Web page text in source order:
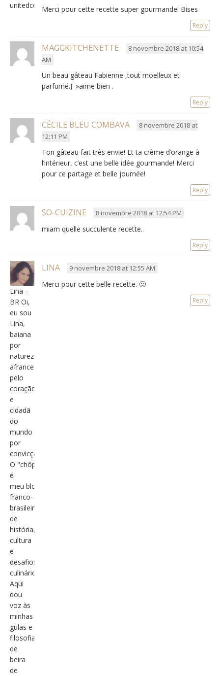
unitedcoloursofmacarons
Merci pour cette recette super gourmande! Bises
Reply
MAGGKITCHENETTE
8 novembre 2018 at 10:54
AM
Un beau gâteau Fabienne ,tout moelleux et
parfumé.J' »aime bien .
Reply
CÉCILE BLEU COMBAVA
8 novembre 2018 at
12:11 PM
Ton gâteau fait très envie! Et ta crème d’orange à
l’intérieur, c’est une belle idée gourmande! Merci
pour ce partage et belle journée!
Reply
SO-CUIZINE 8 novembre 2018 at 12:54 PM
miam quelle succulente recette..
Reply
Lina –
BR Oi,
eu sou
Lina,
baiana
por
natureza,
afrancesada
pelo
coração
e
cidadã
do
mundo
por
convicção.
O "chôpatátt"
é
meu blog
franco-
brasileiro
de
história,
cultura
e
desafios
culinários.
Aqui
dou
voz às
minhas
gulas e
filosofias
de
beira
de
LINA 9 novembre 2018 at 12:55 AM
Merci pour cette belle recette. 🙂
Reply